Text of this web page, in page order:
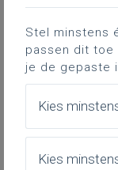
Contact
Downloads
Contact
De
Stel minstens
passen dit
je de gepaste
Kies
Kies